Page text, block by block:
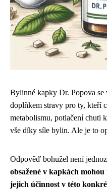
Bylinné kapky Dr. Popova se
doplňkem stravy pro ty, kteří
metabolismu, potlačení chuti
vše díky síle bylin. Ale je to
Odpověď bohužel není
obsažené v kapkách
jejich účinnost v této